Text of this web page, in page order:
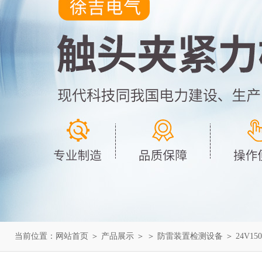
当前位置： 网站首页 ＞ 产品展示 ＞ ＞ 防雷装置检测设备 ＞